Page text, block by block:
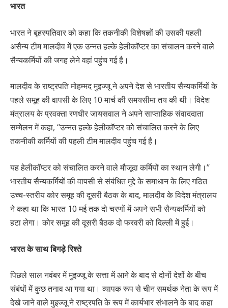
भारत
भारत ने बृहस्पतिवार को कहा कि तकनीकी विशेषज्ञों की उसकी पहली
असैन्य टीम मालदीव में एक उन्नत हल्के हेलीकॉप्टर का संचालन करने वाले
सैन्यकर्मियों की जगह लेने वहां पहुंच गई है।
मालदीव के राष्ट्रपति मोहम्मद मुइज्जू ने अपने देश से भारतीय सैन्यकर्मियों के
पहले समूह की वापसी के लिए 10 मार्च की समयसीमा तय की थी। विदेश
मंत्रालय के प्रवक्ता रणधीर जायसवाल ने अपने साप्ताहिक संवाददाता
सम्मेलन में कहा, ‘‘उन्नत हल्के हेलीकॉप्टर को संचालित करने के लिए
तकनीकी कर्मियों की पहली टीम मालदीव पहुंच गई है।
यह हेलीकॉप्टर को संचालित करने वाले मौजूदा कर्मियों का स्थान लेगी।’’
भारतीय सैन्यकर्मियों की वापसी से संबंधित मुद्दे के समाधान के लिए गठित
उच्च-स्तरीय कोर समूह की दूसरी बैठक के बाद, मालदीव के विदेश मंत्रालय
ने कहा था कि भारत 10 मई तक दो चरणों में अपने सभी सैन्यकर्मियों को
हटा लेगा। कोर समूह की दूसरी बैठक दो फरवरी को दिल्ली में हुई।
भारत के साथ बिगड़े रिश्ते
पिछले साल नवंबर में मुइज्जू के सत्ता में आने के बाद से दोनों देशों के बीच
संबंधों में कुछ तनाव आ गया था। व्यापक रूप से चीन समर्थक नेता के रूप में
देखे जाने वाले मुइज्जू ने राष्ट्रपति के रूप में कार्यभार संभालने के बाद कहा